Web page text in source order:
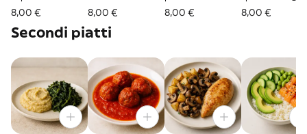
8,00 €
8,00 €
mozzarella
8,00 €
8,00 €
Secondi piatti